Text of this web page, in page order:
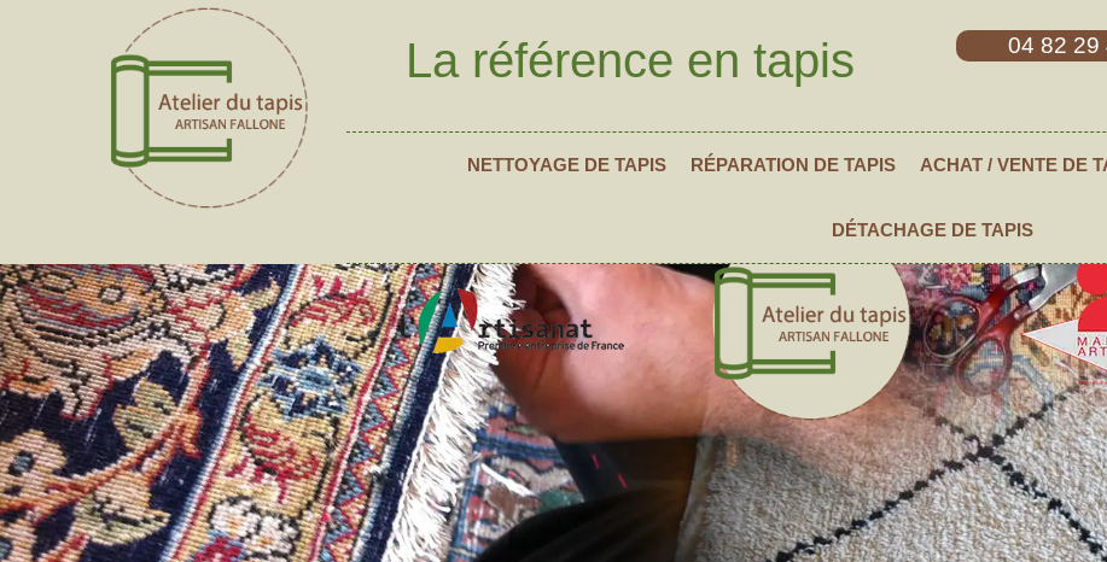
La référence en tapis 04 82 29
NETTOYAGE DE TAPIS RÉPARATION DE TAPIS ACHAT / VENTE DE
DÉTACHAGE DE TAPIS